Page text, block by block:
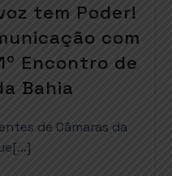
tem Poder!
com
Encontro de
Bahia
de Câmaras da